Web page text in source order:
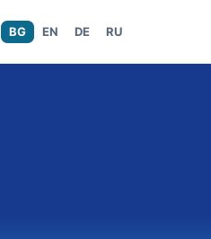
BG EN DE RU